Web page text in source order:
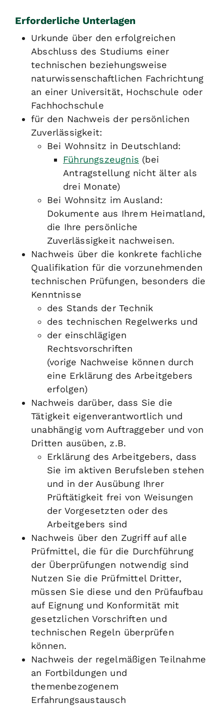
Erforderliche Unterlagen
Urkunde über den erfolgreichen
Abschluss des Studiums einer
technischen beziehungsweise
naturwissenschaftlichen Fachrichtung
an einer Universität, Hochschule oder
Fachhochschule
für den Nachweis der persönlichen
Zuverlässigkeit:
Bei Wohnsitz in Deutschland:
Führungszeugnis (bei
Antragstellung nicht älter als
drei Monate)
Bei Wohnsitz im Ausland:
Dokumente aus Ihrem Heimatland,
die Ihre persönliche
Zuverlässigkeit nachweisen.
Nachweis über die konkrete fachliche
Qualifikation für die vorzunehmenden
technischen Prüfungen, besonders die
Kenntnisse
des Stands der Technik
des technischen Regelwerks und
der einschlägigen
Rechtsvorschriften
(vorige Nachweise können durch
eine Erklärung des Arbeitgebers
erfolgen)
Nachweis darüber, dass Sie die
Tätigkeit eigenverantwortlich und
unabhängig vom Auftraggeber und von
Dritten ausüben, z.B.
Erklärung des Arbeitgebers, dass
Sie im aktiven Berufsleben stehen
und in der Ausübung Ihrer
Prüftätigkeit frei von Weisungen
der Vorgesetzten oder des
Arbeitgebers sind
Nachweis über den Zugriff auf alle
Prüfmittel, die für die Durchführung
der Überprüfungen notwendig sind
Nutzen Sie die Prüfmittel Dritter,
müssen Sie diese und den Prüfaufbau
auf Eignung und Konformität mit
gesetzlichen Vorschriften und
technischen Regeln überprüfen
können.
Nachweis der regelmäßigen Teilnahme
an Fortbildungen und
themenbezogenem
Erfahrungsaustausch